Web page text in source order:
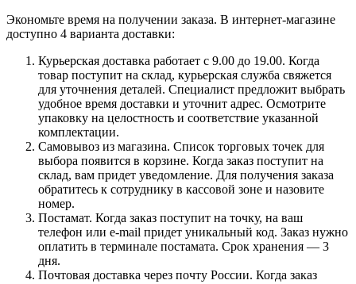
Экономьте время на получении заказа. В интернет-магазине
доступно 4 варианта доставки:
Курьерская доставка работает с 9.00 до 19.00. Когда
товар поступит на склад, курьерская служба свяжется
для уточнения деталей. Специалист предложит выбрать
удобное время доставки и уточнит адрес. Осмотрите
упаковку на целостность и соответствие указанной
комплектации.
Самовывоз из магазина. Список торговых точек для
выбора появится в корзине. Когда заказ поступит на
склад, вам придет уведомление. Для получения заказа
обратитесь к сотруднику в кассовой зоне и назовите
номер.
Постамат. Когда заказ поступит на точку, на ваш
телефон или e-mail придет уникальный код. Заказ нужно
оплатить в терминале постамата. Срок хранения — 3
дня.
Почтовая доставка через почту России. Когда заказ